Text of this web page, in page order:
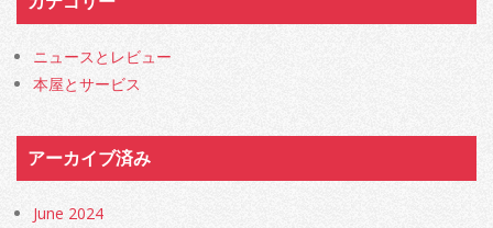
ニュースとレビュー
本屋とサービス
アーカイブ済み
June 2024